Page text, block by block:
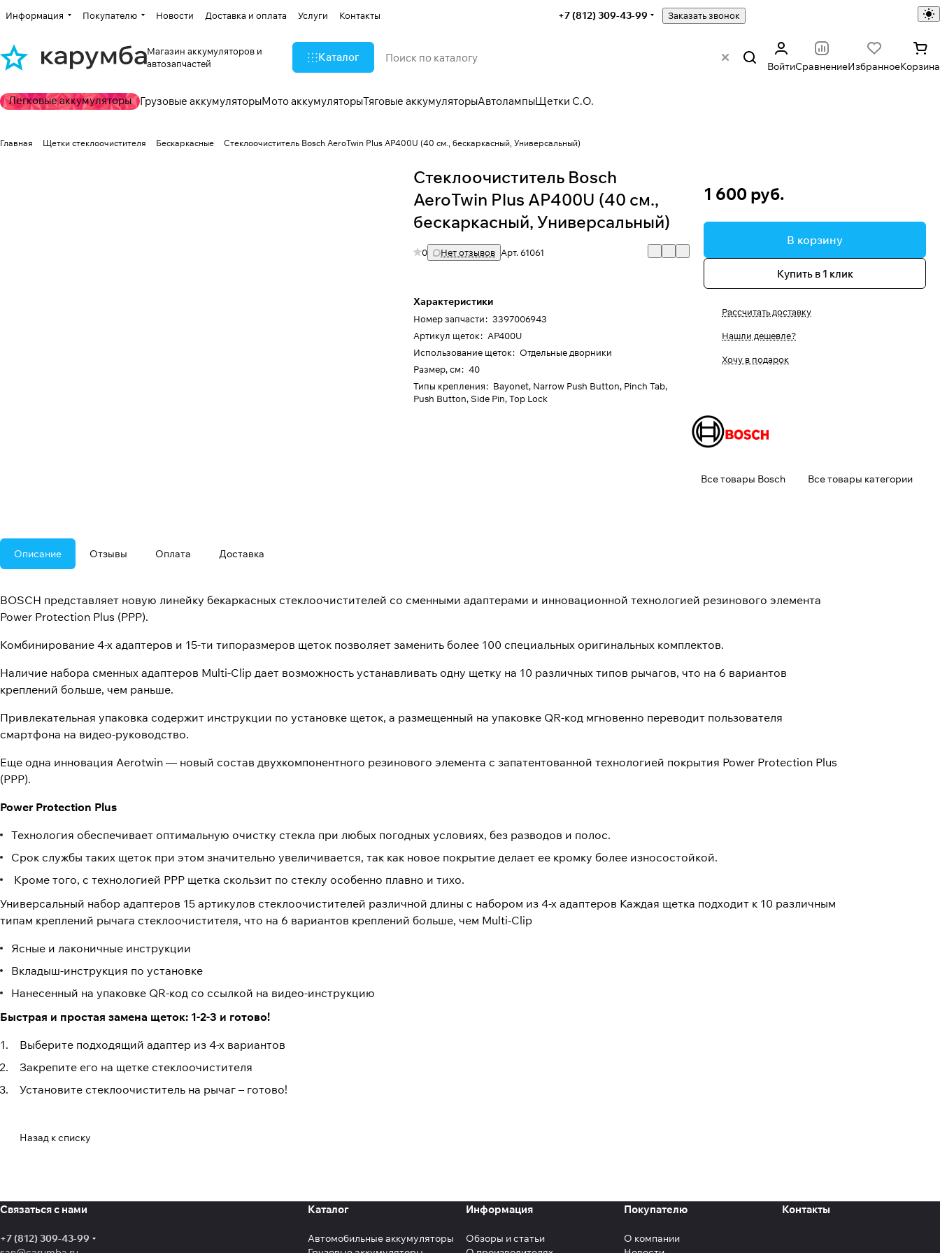
Информация Покупателю Новости Доставка и оплата Услуги Контакты +7 (812) 309-43-99 Заказать звонок
Магазин аккумуляторов и
автозапчастей
Каталог
ВойтиСравнениеИзбранноеКорзина
Легковые аккумуляторы Грузовые аккумуляторыМото аккумуляторыТяговые аккумуляторыАвтолампыЩетки С.О.
Главная Щетки стеклоочистителя Бескаркасные Стеклоочиститель Bosch AeroTwin Plus AP400U (40 см., бескаркасный, Универсальный)
Стеклоочиститель Bosch
AeroTwin Plus AP400U (40 см.,
бескаркасный, Универсальный)
0 Нет отзывов Арт.61061
Характеристики
Номер запчасти: 3397006943
Артикул щеток: AP400U
Использование щеток: Отдельные дворники
Размер, см: 40
Типы крепления: Bayonet, Narrow Push Button, Pinch Tab,
Push Button, Side Pin, Top Lock
1 600 руб.
В корзину
Купить в 1 клик
Рассчитать доставку
Нашли дешевле?
Хочу в подарок
Все товары Bosch Все товары категории
Описание Отзывы Оплата Доставка
BOSCH представляет новую линейку бекаркасных стеклоочистителей со сменными адаптерами и инновационной технологией резинового элемента
Power Protection Plus (PPP).
Комбинирование 4-х адаптеров и 15-ти типоразмеров щеток позволяет заменить более 100 специальных оригинальных комплектов.
Наличие набора сменных адаптеров Multi-Clip дает возможность устанавливать одну щетку на 10 различных типов рычагов, что на 6 вариантов
креплений больше, чем раньше.
Привлекательная упаковка содержит инструкции по установке щеток, а размещенный на упаковке QR-код мгновенно переводит пользователя
смартфона на видео-руководство.
Еще одна инновация Aerotwin — новый состав двухкомпонентного резинового элемента с запатентованной технологией покрытия Power Protection Plus
(PPP).
Power Protection Plus
Технология обеспечивает оптимальную очистку стекла при любых погодных условиях, без разводов и полос.
Срок службы таких щеток при этом значительно увеличивается, так как новое покрытие делает ее кромку более износостойкой.
Кроме того, с технологией РРР щетка скользит по стеклу особенно плавно и тихо.
Универсальный набор адаптеров 15 артикулов стеклоочистителей различной длины с набором из 4-х адаптеров Каждая щетка подходит к 10 различным
типам креплений рычага стеклоочистителя, что на 6 вариантов креплений больше, чем Multi-Clip
Ясные и лаконичные инструкции
Вкладыш-инструкция по установке
Нанесенный на упаковке QR-код со ссылкой на видео-инструкцию
Быстрая и простая замена щеток: 1-2-3 и готово!
Выберите подходящий адаптер из 4-х вариантов
Закрепите его на щетке стеклоочистителя
Установите стеклоочиститель на рычаг – готово!
Назад к списку
Связаться с нами
+7 (812) 309-43-99
Каталог
Автомобильные аккумуляторы
Информация
Обзоры и статьи
Покупателю
О компании
Контакты